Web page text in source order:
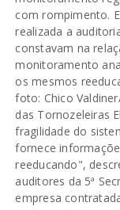
com rompimento.
realizada a
constavam na
monitoramento
os mesmos
foto: Chico
das Tornozeleiras
fragilidade do
fornece
reeducando",
auditores da 5ª
empresa